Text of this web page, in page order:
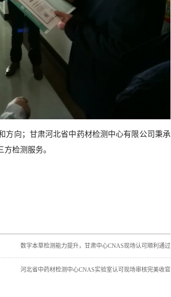
方向；甘肃河北省中药材检测中心有限公司秉承
检测服务。
数字本草检测能力提升，甘肃中心CNAS现场认可顺利通过
河北省中药材检测中心CNAS实验室认可现场审核完美收官